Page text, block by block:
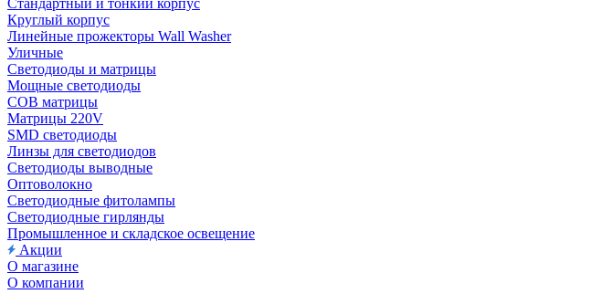
Стандартный и тонкий корпус
Круглый корпус
Линейные прожекторы Wall Washer
Уличные
Светодиоды и матрицы
Мощные светодиоды
COB матрицы
Матрицы 220V
SMD светодиоды
Линзы для светодиодов
Светодиоды выводные
Оптоволокно
Светодиодные фитолампы
Светодиодные гирлянды
Промышленное и складское освещение
Акции
О магазине
О компании